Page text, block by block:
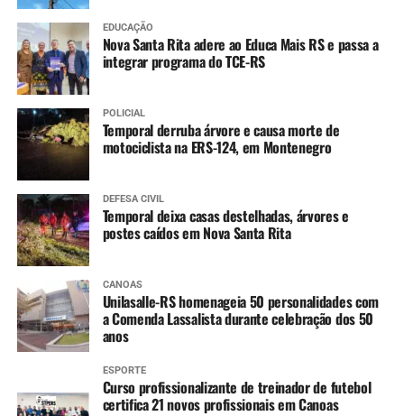
EDUCAÇÃO
Nova Santa Rita adere ao Educa Mais RS e passa a
integrar programa do TCE-RS
POLICIAL
Temporal derruba árvore e causa morte de
motociclista na ERS-124, em Montenegro
DEFESA CIVIL
Temporal deixa casas destelhadas, árvores e
postes caídos em Nova Santa Rita
CANOAS
Unilasalle-RS homenageia 50 personalidades com
a Comenda Lassalista durante celebração dos 50
anos
ESPORTE
Curso profissionalizante de treinador de futebol
certifica 21 novos profissionais em Canoas